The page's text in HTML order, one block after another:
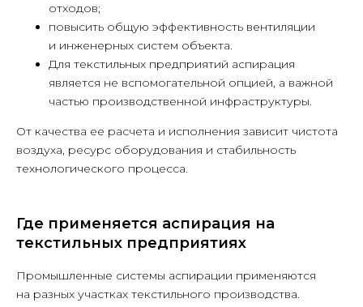
отходов;
повысить общую эффективность вентиляции
и инженерных систем объекта.
Для текстильных предприятий аспирация
является не вспомогательной опцией, а важной
частью производственной инфраструктуры.
От качества ее расчета и исполнения зависит чистота
воздуха, ресурс оборудования и стабильность
технологического процесса.
Где применяется аспирация на
текстильных предприятиях
Промышленные системы аспирации применяются
на разных участках текстильного производства.